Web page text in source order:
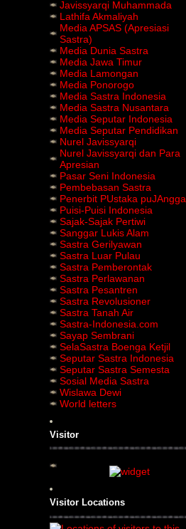
Javissyarqi Muhammada
Lathifa Akmaliyah
Media APSAS (Apresiasi
Sastra)
Media Dunia Sastra
Media Jawa Timur
Media Lamongan
Media Ponorogo
Media Sastra Indonesia
Media Sastra Nusantara
Media Seputar Indonesia
Media Seputar Pendidikan
Nurel Javissyarqi
Nurel Javissyarqi dan Para
Apresian
Pasar Seni Indonesia
Pembebasan Sastra
Penerbit PUstaka puJAngga
Puisi-Puisi Indonesia
Sajak-Sajak Pertiwi
Sanggar Lukis Alam
Sastra Gerilyawan
Sastra Luar Pulau
Sastra Pemberontak
Sastra Perlawanan
Sastra Pesantren
Sastra Revolusioner
Sastra Tanah Air
Sastra-Indonesia.com
Sayap Sembrani
SelaSastra Boenga Ketjil
Seputar Sastra Indonesia
Seputar Sastra Semesta
Sosial Media Sastra
Wislawa Dewi
World letters
Visitor
Visitor Locations